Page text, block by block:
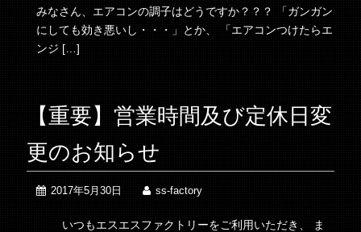
みなさん、エアコンの調子はどうですか？？？ 「ガンガン
にしても効き悪いし・・・」とか、 「エアコンつけたらエ
ンジ […]
【重要】営業時間及び定休日変
更のお知らせ
2017年5月30日 ss-factory
いつもエスエスファクトリーをご利用いただき、 ま